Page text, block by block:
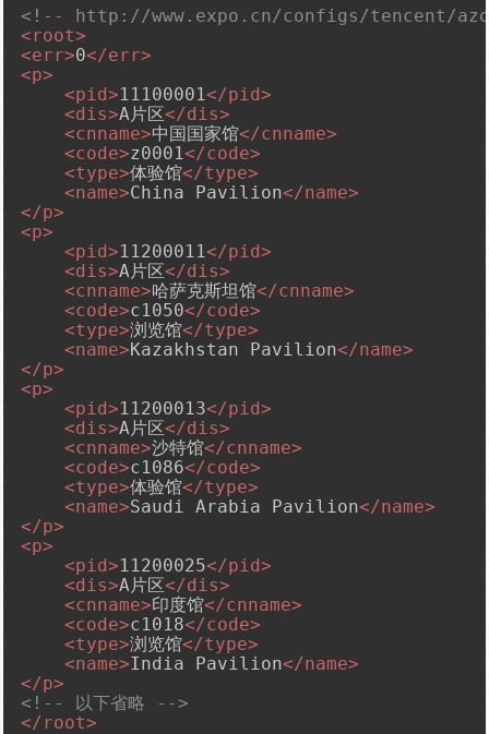
<!-- http://www.expo.cn/configs/tencent/
<root>
<err>0</err>
<p>
<pid>11100001</pid>
<dis>A片区</dis>
<cnname>中国国家馆</cnname>
<code>z0001</code>
<type>体验馆</type>
<name>China Pavilion</name>
</p>
<p>
<pid>11200011</pid>
<dis>A片区</dis>
<cnname>哈萨克斯坦馆</cnname>
<code>c1050</code>
<type>浏览馆</type>
<name>Kazakhstan Pavilion</name>
</p>
<p>
<pid>11200013</pid>
<dis>A片区</dis>
<cnname>沙特馆</cnname>
<code>c1086</code>
<type>体验馆</type>
<name>Saudi Arabia Pavilion</name>
</p>
<p>
<pid>11200025</pid>
<dis>A片区</dis>
<cnname>印度馆</cnname>
<code>c1018</code>
<type>浏览馆</type>
<name>India Pavilion</name>
</p>
<!-- 以下省略 -->
</root>